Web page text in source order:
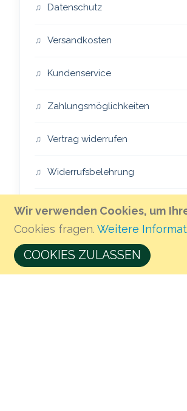
Wir verwenden Cookies, um
Cookies fragen. Weitere
COOKIES ZULASSEN
Datenschutz
Versandkosten
Kundenservice
Zahlungsmöglichkeiten
Vertrag widerrufen
Widerrufsbelehrung
Impressum
Öffnungszeiten & Anfahrt